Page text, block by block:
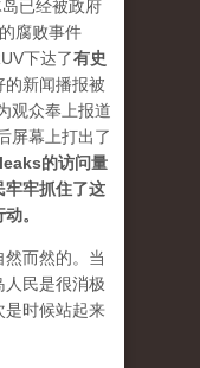
已经被政府
腐败事件
下达了有史
的新闻播报被
观众奉上报道
屏幕上打出了
的访问量
牢牢抓住了这
。
然而然的。当
民是很消极
是时候站起来